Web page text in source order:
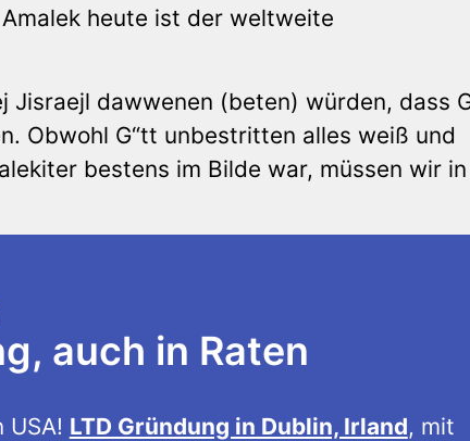
heute ist der weltweite
dawwenen (beten) würden, dass
Obwohl G“tt unbestritten alles weiß und
bestens im Bilde war, müssen wir in
auch in Raten
LTD Gründung in Dublin, Irland, mit